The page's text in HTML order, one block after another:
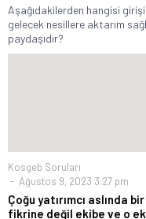
Aşağıdakilerden hangisi
gelecek nesillere aktarım
paydaşıdır?
Kosgeb Soruları
Ağustos 9, 2023 3:27 pm
Çoğu yatırımcı aslında
fikrine değil ekibe ve o